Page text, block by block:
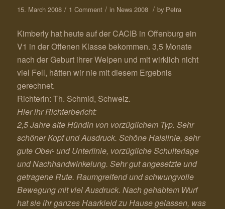
15. March 2008 / 1 Comment / in News 2008 / by Petra
Kimberly hat heute auf der CACIB in Offenburg ein
V1 in der Offenen Klasse bekommen. 3,5 Monate
nach der Geburt ihrer Welpen und mit wirklich nicht
viel Fell, hätten wir nie mit diesem Ergebnis
gerechnet.
Richterin: Th. Schmid, Schweiz.
Hier ihr Richterbericht:
2,5 Jahre alte Hündin von vorzüglichem Typ. Sehr
schöner Kopf und Ausdruck. Schöne Halslinie, sehr
gute Ober- und Unterlinie, vorzügliche Schulterlage
und Nachhandwinkelung. Sehr gut angesetzte und
getragene Rute. Raumgreifend und schwungvolle
Bewegung mit viel Ausdruck. Nach gehabtem Wurf
hat sie ihr ganzes Haarkleid zu Hause gelassen, was